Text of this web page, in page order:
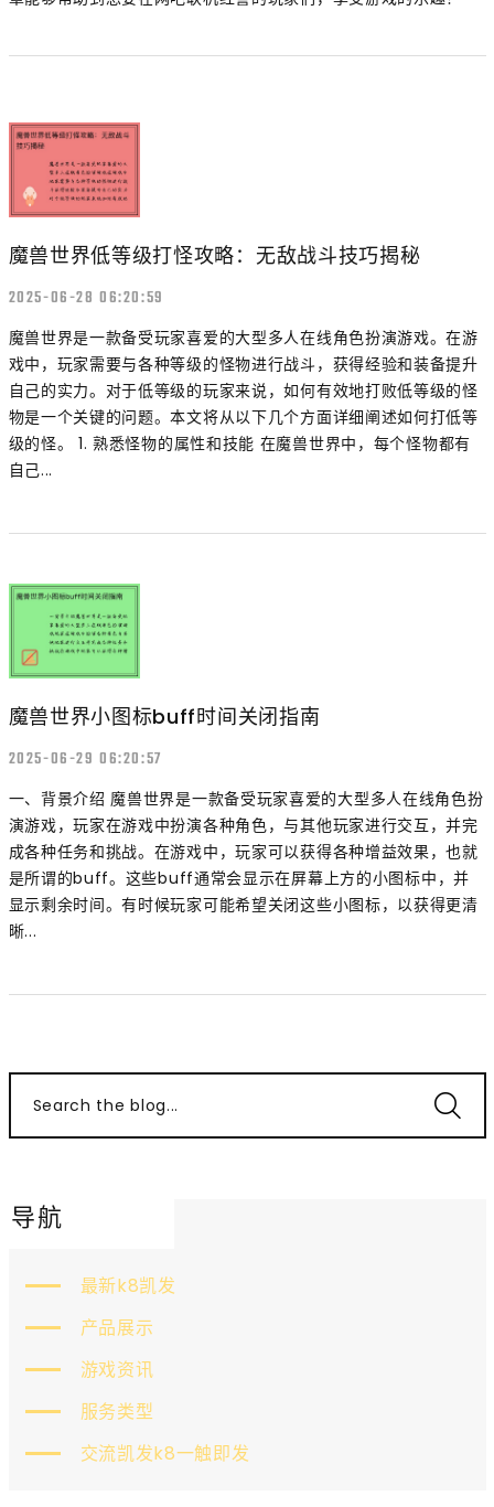
魔兽世界低等级打怪攻略：无敌战斗技巧揭秘
2025-06-28 06:20:59
魔兽世界是一款备受玩家喜爱的大型多人在线角色扮演游戏。在游
戏中，玩家需要与各种等级的怪物进行战斗，获得经验和装备提升
自己的实力。对于低等级的玩家来说，如何有效地打败低等级的怪
物是一个关键的问题。本文将从以下几个方面详细阐述如何打低等
级的怪。 1. 熟悉怪物的属性和技能 在魔兽世界中，每个怪物都有
自己...
魔兽世界小图标buff时间关闭指南
2025-06-29 06:20:57
一、背景介绍 魔兽世界是一款备受玩家喜爱的大型多人在线角色扮
演游戏，玩家在游戏中扮演各种角色，与其他玩家进行交互，并完
成各种任务和挑战。在游戏中，玩家可以获得各种增益效果，也就
是所谓的buff。这些buff通常会显示在屏幕上方的小图标中，并
显示剩余时间。有时候玩家可能希望关闭这些小图标，以获得更清
晰...
Search the blog...
导航
最新k8凯发
产品展示
游戏资讯
服务类型
交流凯发k8一触即发